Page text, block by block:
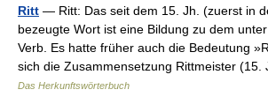
Ritt — Ritt: Das seit dem 15. Jh. (zuerst in
bezeugte Wort ist eine Bildung zu dem
Verb. Es hatte früher auch die Bedeutung
sich die Zusammensetzung Rittmeister
Das Herkunftswörterbuch